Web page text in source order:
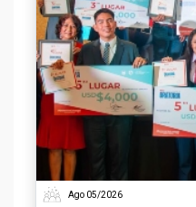
Ago 05/2026